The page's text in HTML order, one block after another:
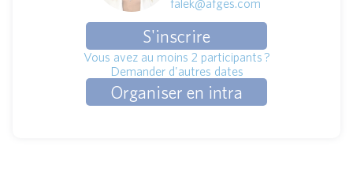
falek@afges.com
S'inscrire
Vous avez au moins 2 participants ?
Demander d'autres dates
Organiser en intra